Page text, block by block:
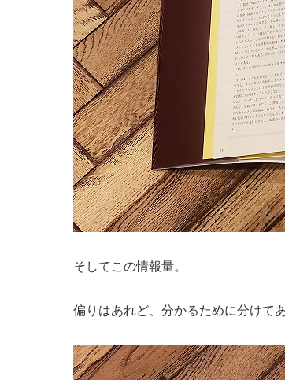
そしてこの情報量。
偏りはあれど、分かるために分けて